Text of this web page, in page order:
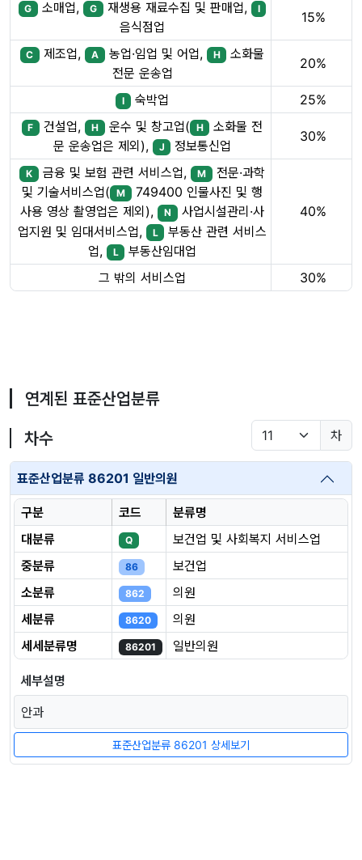
G 소매업, G 재생용 재료수집 및 판매업, I
음식점업
15%
C 제조업, A 농업·임업 및 어업, H
소화물
전문 운송업
20%
I 숙박업 25%
F 건설업, H 운수 및 창고업( H
소화물 전
문 운송업은 제외),
J 정보통신업
30%
K 금융 및 보험 관련 서비스업, M 전문·과학
및 기술서비스업( M 749400 인물사진 및 행
사용 영상 촬영업은 제외), N 사업시설관리·사
업지원 및 임대서비스업,
L
부동산 관련 서비스
업,
L 부동산임대업
40%
그 밖의 서비스업 30%
연계된 표준산업분류
차수
차
표준산업분류 86201 일반의원
구분 코드
분류명
대분류
Q
보건업 및 사회복지 서비스업
중분류
86
보건업
소분류
862
의원
세분류
8620
의원
세세분류명
86201 일반의원
세부설명
안과
표준산업분류 86201 상세보기